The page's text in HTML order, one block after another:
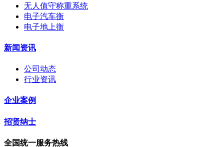
无人值守称重系统
电子汽车衡
电子地上衡
新闻资讯
公司动态
行业资讯
企业案例
招贤纳士
全国统一服务热线